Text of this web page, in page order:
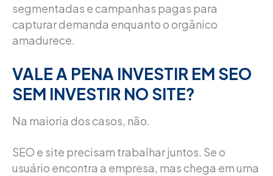
segmentadas e campanhas pagas para
capturar demanda enquanto o orgânico
amadurece.
VALE A PENA INVESTIR EM SEO
SEM INVESTIR NO SITE?
Na maioria dos casos, não.
SEO e site precisam trabalhar juntos. Se o
usuário encontra a empresa, mas chega em uma